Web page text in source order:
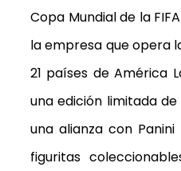
Copa Mundial de la
la empresa que opera
21 países de América
una edición limitada
una alianza con
figuritas